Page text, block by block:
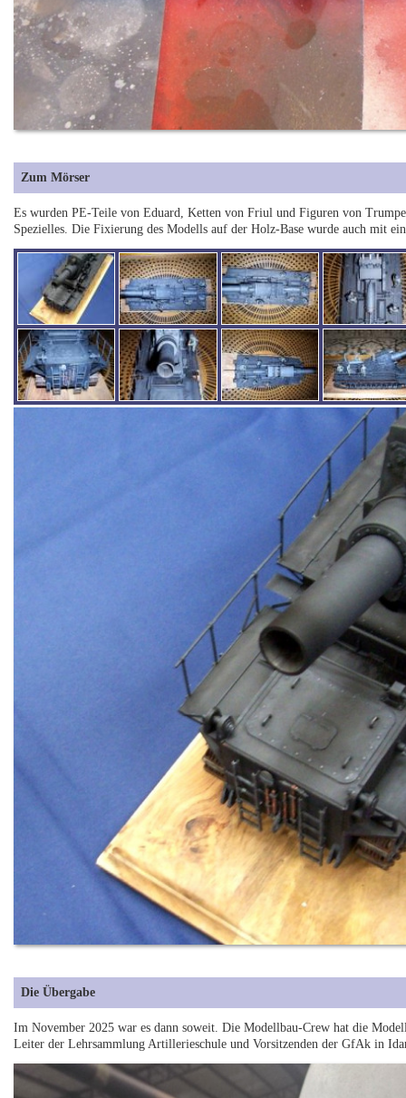
Zum Mörser
Es wurden PE-Teile von Eduard, Ketten von Friul und Figuren von
Spezielles. Die Fixierung des Modells auf der Holz-Base wurde auch mit
Die Übergabe
Im November 2025 war es dann soweit. Die Modellbau-Crew hat die
Leiter der Lehrsammlung Artillerieschule und Vorsitzenden der GfAk in